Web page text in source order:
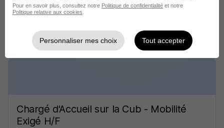
Bordeaux - 33 Intérim
Cette offre n’est plus disponible depuis le 26/06/26
Chargé d'Accueil sur la Cub - Mobilité
Exigé H/F
Pour en savoir plus, consultez notre Politique de confidentialité et notre
Politique relative aux cookies
Personnaliser mes choix Tout accepter